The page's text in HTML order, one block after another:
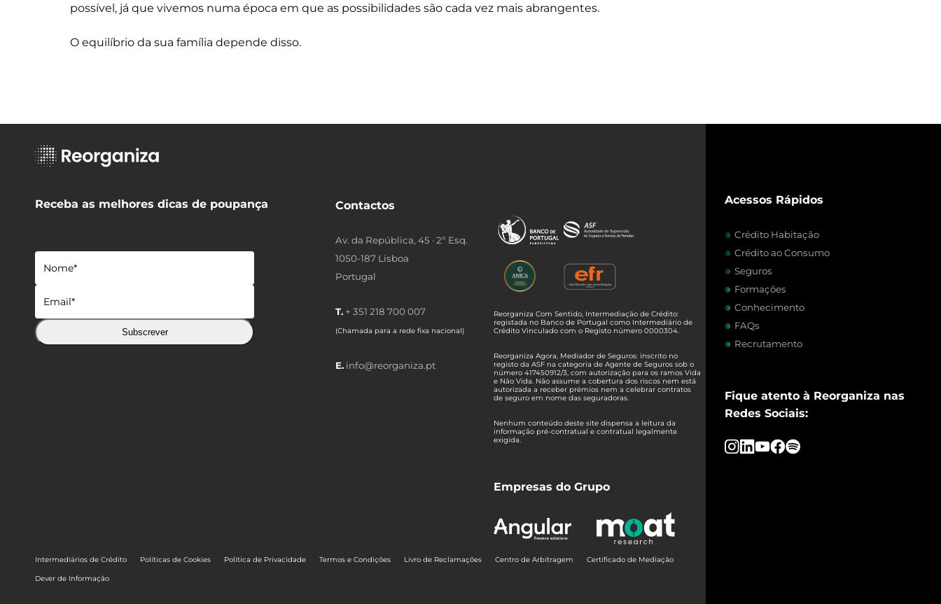
possível, já que vivemos numa época em que as possibilidades são cada vez mais abrangentes.
O equilíbrio da sua família depende disso.
Receba as melhores dicas de poupança
Subscrever
Contactos
Av. da República, 45 · 2º Esq.
1050-187 Lisboa
Portugal
T. + 351 218 700 007
(Chamada para a rede fixa nacional)
E. info@reorganiza.pt
Reorganiza Com Sentido, Intermediação de Crédito:
registada no Banco de Portugal como Intermediário de
Crédito Vinculado com o Registo número 0000304.
Reorganiza Agora, Mediador de Seguros: inscrito no
registo da ASF na categoria de Agente de Seguros sob o
número 417450912/3, com autorização para os ramos Vida
e Não Vida. Não assume a cobertura dos riscos nem está
autorizada a receber prémios nem a celebrar contratos
de seguro em nome das seguradoras.
Nenhum conteúdo deste site dispensa a leitura da
informação pré-contratual e contratual legalmente
exigida.
Empresas do Grupo
Acessos Rápidos
Crédito Habitação
Crédito ao Consumo
Seguros
Formações
Conhecimento
FAQs
Recrutamento
Fique atento à Reorganiza nas
Redes Sociais:
Intermediários de Crédito Políticas de Cookies Política de Privacidade Termos e Condições Livro de Reclamações Centro de Arbitragem Certificado de Mediação
Dever de Informação